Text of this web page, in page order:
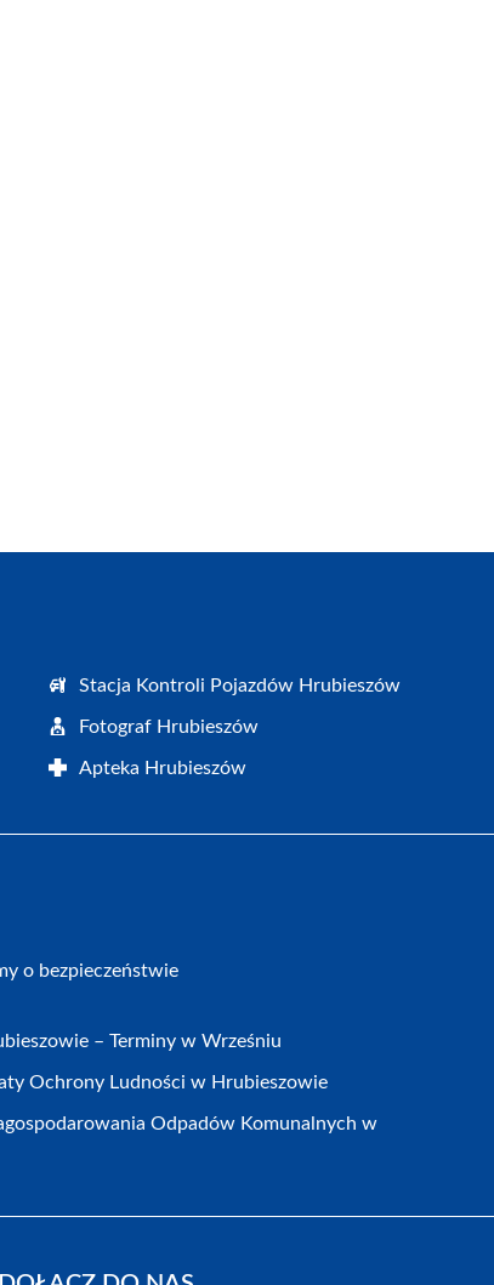
Stacja Kontroli Pojazdów Hrubieszów
Fotograf Hrubieszów
Apteka Hrubieszów
o bezpieczeństwie
– Terminy w Wrześniu
Ochrony Ludności w Hrubieszowie
Odpadów Komunalnych w